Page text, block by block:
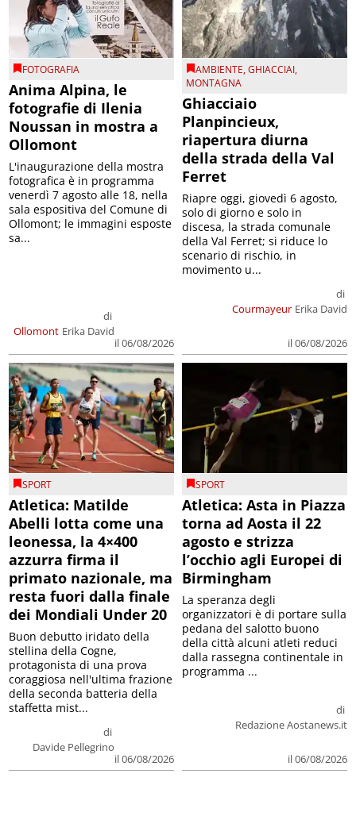
FOTOGRAFIA
Anima Alpina, le
fotografie di Ilenia
Noussan in mostra a
Ollomont
Ollomont
di
Erika David
il 06/08/2026
L'inaugurazione della mostra
fotografica è in programma
venerdì 7 agosto alle 18, nella
sala espositiva del Comune di
Ollomont; le immagini esposte
sa...
AMBIENTE,GHIACCIAI,
MONTAGNA
Ghiacciaio
Planpincieux,
riapertura diurna
della strada della Val
Ferret
Courmayeur
di
Erika David
il 06/08/2026
Riapre oggi, giovedì 6 agosto,
solo di giorno e solo in
discesa, la strada comunale
della Val Ferret; si riduce lo
scenario di rischio, in
movimento u...
SPORT
Atletica: Matilde
Abelli lotta come una
leonessa, la 4×400
azzurra firma il
primato nazionale, ma
resta fuori dalla finale
dei Mondiali Under 20
di
Davide Pellegrino
il 06/08/2026
Buon debutto iridato della
stellina della Cogne,
protagonista di una prova
coraggiosa nell'ultima frazione
della seconda batteria della
staffetta mist...
SPORT
Atletica: Asta in Piazza
torna ad Aosta il 22
agosto e strizza
l’occhio agli Europei di
Birmingham
di
Redazione Aostanews.it
il 06/08/2026
La speranza degli
organizzatori è di portare sulla
pedana del salotto buono
della città alcuni atleti reduci
dalla rassegna continentale in
programma ...